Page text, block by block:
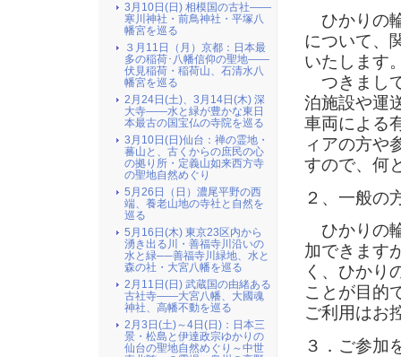
ひかりの
について、
いたします
つきまし
泊施設や運
車両による
ィアの方や
すので、何
２、一般の
ひかりの
加できます
く、ひかり
ことが目的
ご利用はお
３．ご参加
3月10日(日) 相模国の古社――
寒川神社・前鳥神社・平塚八
幡宮を巡る
３月11日（月）京都：日本最
多の稲荷･八幡信仰の聖地――
伏見稲荷・稲荷山、石清水八
幡宮を巡る
2月24日(土)、3月14日(木) 深
大寺――水と緑が豊かな東日
本最古の国宝仏の寺院を巡る
3月10日(日)仙台：禅の霊地・
蕃山と、古くからの庶民の心
の拠り所・定義山如来西方寺
の聖地自然めぐり
5月26日（日）濃尾平野の西
端、養老山地の寺社と自然を
巡る
5月16日(木) 東京23区内から
湧き出る川・善福寺川沿いの
水と緑──善福寺川緑地、水と
森の社・大宮八幡を巡る
2月11日(日) 武蔵国の由緒ある
古社寺――大宮八幡、大國魂
神社、高幡不動を巡る
2月3日(土)～4日(日)：日本三
景・松島と伊達政宗ゆかりの
仙台の聖地自然めぐり～中世